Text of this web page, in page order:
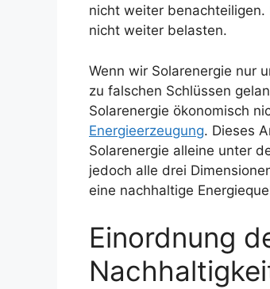
nicht weiter
nicht weiter belasten.
Wenn wir Solarenergie nur
zu falschen Schlüssen
Solarenergie ökonomisch
Energieerzeugung. Dieses
Solarenergie alleine unter
jedoch alle drei
eine nachhaltige
Einordnung